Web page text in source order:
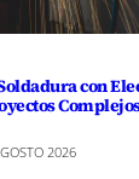
con
2026